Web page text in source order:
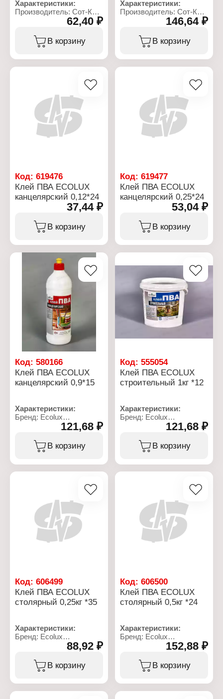
Характеристики:
Производитель: Сот-К
Тип товара: Клей
Применение: для всех
типов обоев
62,40 ₽
В корзину
Характеристики:
Производитель: Сот-К
Тип товара: Клей
Применение: для всех
типов обоев
146,64 ₽
В корзину
Код: 619476
Клей ПВА ECOLUX
канцелярский 0,12*24
37,44 ₽
В корзину
Код:619477
Клей ПВА ECOLUX
канцелярский 0,25*24
53,04 ₽
В корзину
Код: 580166
Клей ПВА ECOLUX
канцелярский 0,9*15
Характеристики:
Бренд: Ecolux
Артикул: БП-00004064
Вариация: канцелярский
Назначение: бумага,
поливинилацетатная
дисперсия, загуститель,
функциональные
добавки, би
Основа: ПВА
Объем: 0,9 л
121,68 ₽
В корзину
Код:555054
Клей ПВА ECOLUX
строительный 1кг *12
Характеристики:
Бренд: Ecolux
Тип товара: Клей
Назначение:
строительный
121,68 ₽
В корзину
Код: 606499
Клей ПВА ECОLUX
столярный 0,25кг *35
Характеристики:
Бренд: Ecolux
Тип товара: Клей
Назначение: столярный
Цвет: белый
88,92 ₽
В корзину
Код:606500
Клей ПВА ECОLUX
столярный 0,5кг *24
Характеристики:
Бренд: Ecolux
Тип товара: Клей
Назначение: столярный
Цвет: белый
152,88 ₽
В корзину